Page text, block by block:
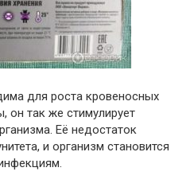
для роста кровеносных
он так же стимулирует
Её недостаток
и организм становится